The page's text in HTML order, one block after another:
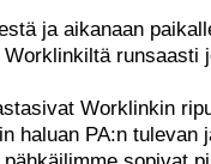
ja aikanaan
runsaasti
Worklinkin
haluan PA:n tulevan